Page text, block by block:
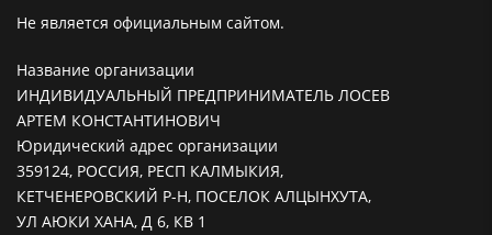
Не является официальным сайтом.
Название организации
ИНДИВИДУАЛЬНЫЙ ПРЕДПРИНИМАТЕЛЬ ЛОСЕВ
АРТЕМ КОНСТАНТИНОВИЧ
Юридический адрес организации
359124, РОССИЯ, РЕСП КАЛМЫКИЯ,
КЕТЧЕНЕРОВСКИЙ Р-Н, ПОСЕЛОК АЛЦЫНХУТА,
УЛ АЮКИ ХАНА, Д 6, КВ 1